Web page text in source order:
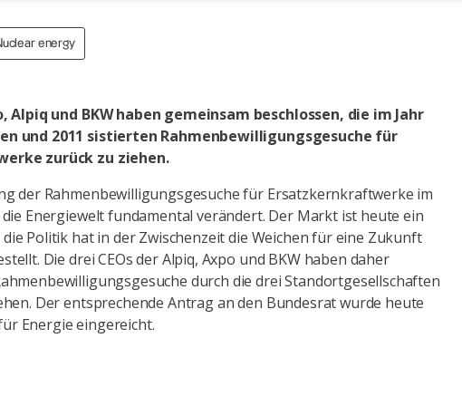
energy
Alpiq und BKW haben gemeinsam beschlossen, die im Jahr
und 2011 sistierten Rahmenbewilligungsgesuche für
zurück zu ziehen.
der Rahmenbewilligungsgesuche für Ersatzkernkraftwerke im
die Energiewelt fundamental verändert. Der Markt ist heute ein
Politik hat in der Zwischenzeit die Weichen für eine Zukunft
Die drei CEOs der Alpiq, Axpo und BKW haben daher
durch die drei Standortgesellschaften
Der entsprechende Antrag an den Bundesrat wurde heute
Energie eingereicht.